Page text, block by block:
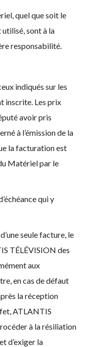
quel que soit le
sont à la
responsabilité.
indiqués sur les
inscrite. Les prix
avoir pris
à l’émission de la
la facturation est
Matériel par le
qui y
seule facture, le
TÉLÉVISION des
aux
en cas de défaut
la réception
ATLANTIS
à la résiliation
d’exiger la